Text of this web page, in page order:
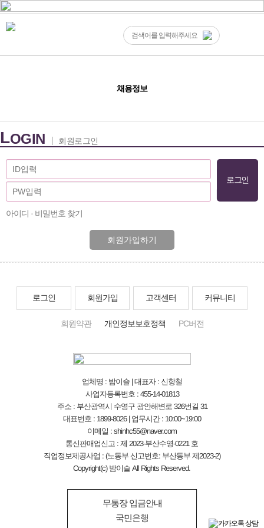
채용정보
LOGIN 회원로그인
아이디 · 비밀번호 찾기
회원가입하기
로그인 회원가입 고객센터 커뮤니티
회원약관 개인정보보호정책 PC버전
업체명 : 밤이슬 | 대표자 : 신항철
사업자등록번호 : 455-14-01813
주소 : 부산광역시 수영구 광안해변로 326번길 31
대표번호 : 1899-8026 | 업무시간 : 10:00~19:00
이메일 : shinhc55@naver.com
통신판매업신고 : 제 2023-부산수영-0221 호
직업정보제공사업 : (노동부 신고번호: 부산동부 제2023-2)
Copyright(c) 밤이슬 All Rights Reserved.
무통장 입금안내
국민은행